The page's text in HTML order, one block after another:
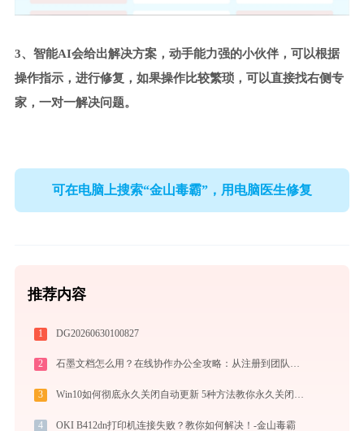
3、智能AI会给出解决方案，动手能力强的小伙伴，可以根据
操作指示，进行修复，如果操作比较繁琐，可以直接找右侧专
家，一对一解决问题。
可在电脑上搜索“金山毒霸”，用电脑医生修复
推荐内容
1 DG20260630100827
2 石墨文档怎么用？在线协作办公全攻略：从注册到团队高效协同
3 Win10如何彻底永久关闭自动更新 5种方法教你永久关闭win10自动更新
4 OKI B412dn打印机连接失败？教你如何解决！-金山毒霸